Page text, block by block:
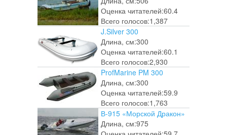
Оценка читателей:60.4
Всего голосов:1,387
J.Silver 300
Длина, см:300
Оценка читателей:60.1
Всего голосов:2,930
ProfMarine PM 300
Длина, см:300
Оценка читателей:59.9
Всего голосов:1,763
В-915 «Морской Дракон»
Длина, см:975